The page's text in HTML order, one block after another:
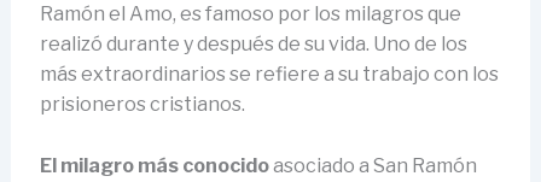
Ramón el Amo, es famoso por los milagros que
realizó durante y después de su vida. Uno de los
más extraordinarios se refiere a su trabajo con los
prisioneros cristianos.
El milagro más conocidoasociado a San Ramón